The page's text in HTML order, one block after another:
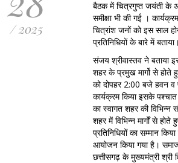
/ 2025
बैठक में चित्रगुप्त जयंती के
समीक्षा भी की गई ।
चित्रांश जनों को इस साल
प्रतिनिधियों के बारे में बताया।
संजय श्रीवास्तव ने बताया
शहर के प्रमुख मार्गो से होते
को दोपहर 2:00 बजे हवन व
कार्यक्रम किया इसके
का स्वागत शहर की विभिन्न
शहर में विभिन्न मार्गों से
प्रतिनिधियों का सम्मान
आयोजन किया गया है।
छत्तीसगढ़ के मुख्यमंत्री श्री